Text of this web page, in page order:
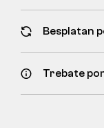
Besplatan
Trebate